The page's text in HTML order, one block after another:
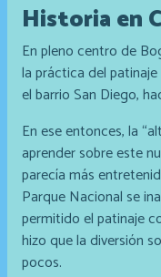
Historia en
En pleno centro de
la práctica del
el barrio San Diego,
En ese entonces, la
aprender sobre este
parecía más
Parque Nacional se
permitido el patinaje
hizo que la diversión
pocos.